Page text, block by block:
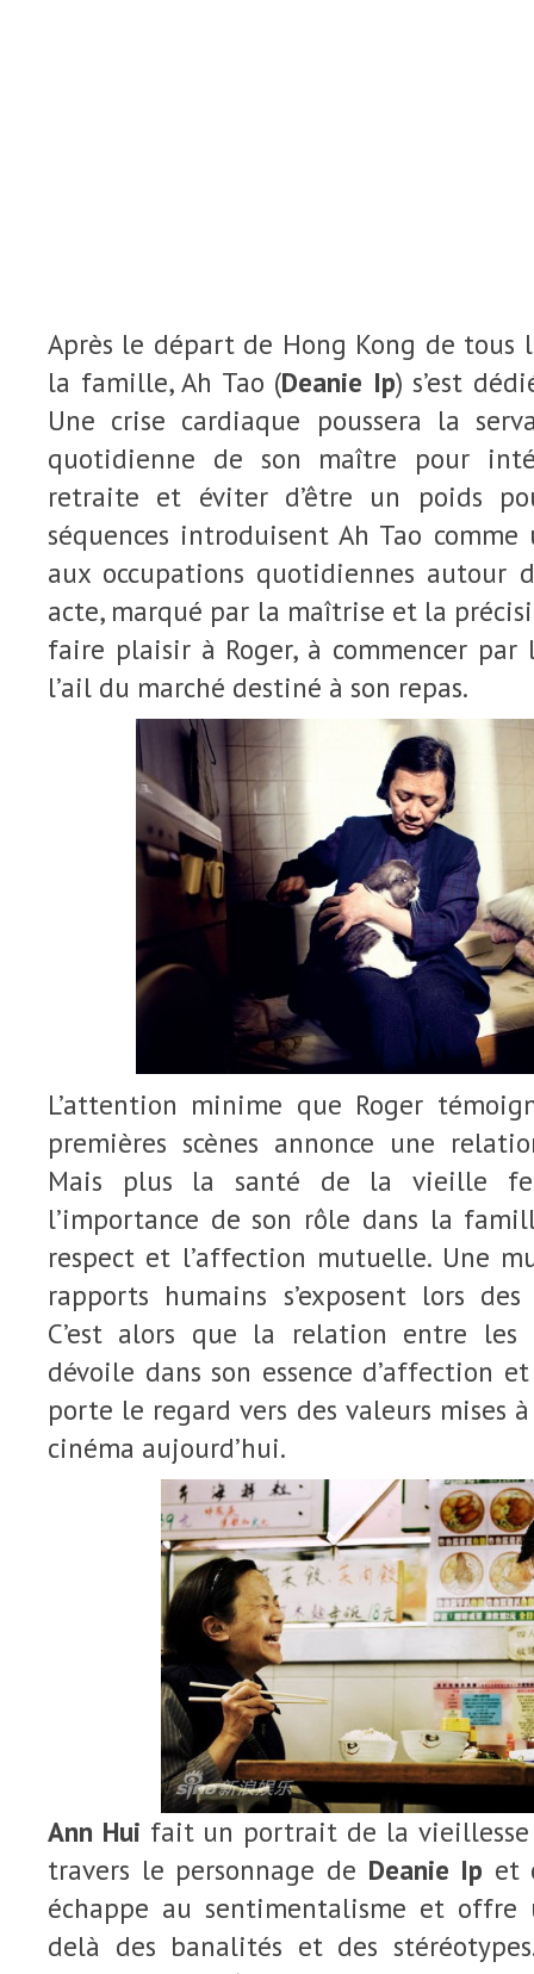
Après le départ de Hong Kong de tous
la famille, Ah Tao (Deanie Ip) s’est
Une crise cardiaque poussera la
quotidienne de son maître pour
retraite et éviter d’être un poids
séquences introduisent Ah Tao comme
aux occupations quotidiennes autour
acte, marqué par la maîtrise et la
faire plaisir à Roger, à commencer
l’ail du marché destiné à son repas.
L’attention minime que Roger
premières scènes annonce une
Mais plus la santé de la vieille
l’importance de son rôle dans la
respect et l’affection mutuelle. Une
rapports humains s’exposent lors
C’est alors que la relation entre les
dévoile dans son essence d’affection
porte le regard vers des valeurs mises
cinéma aujourd’hui.
Ann Hui fait un portrait de la
travers le personnage de Deanie Ip et
échappe au sentimentalisme et
delà des banalités et des